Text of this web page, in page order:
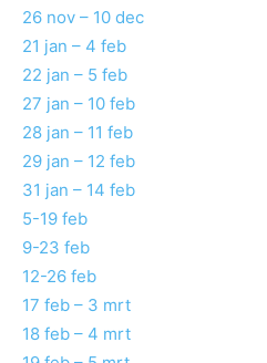
26 nov – 10 dec
21 jan – 4 feb
22 jan – 5 feb
27 jan – 10 feb
28 jan – 11 feb
29 jan – 12 feb
31 jan – 14 feb
5-19 feb
9-23 feb
12-26 feb
17 feb – 3 mrt
18 feb – 4 mrt